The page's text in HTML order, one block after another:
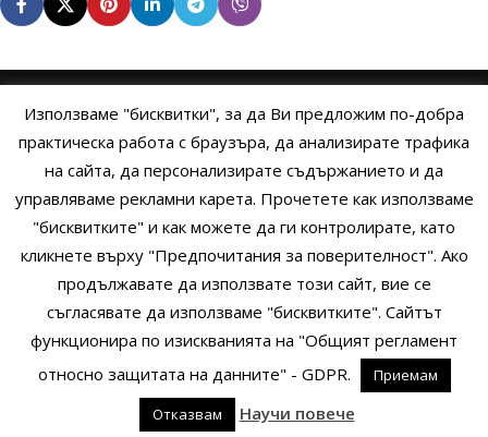
ОБЩИ УСЛОВИЯ УСЛОВИЯ И ПРАВИЛА
ПОЛИТИКА НА БИСКВИТКИТЕПОЛИТИКА ЗА ПОВЕРИТЕЛНОСТ
Copyright © 2014 - 2024 Zigifly.com — Developed by We Work With
You
Използваме "бисквитки", за да Ви предложим по-добра
практическа работа с браузъра, да анализирате трафика
на сайта, да персонализирате съдържанието и да
управляваме рекламни карета. Прочетете как използваме
"бисквитките" и как можете да ги контролирате, като
кликнете върху "Предпочитания за поверителност". Ако
продължавате да използвате този сайт, вие се
съгласявате да използваме "бисквитките". Сайтът
функционира по изискванията на "Общият регламент
относно защитата на данните" - GDPR.
Приемам
Отказвам
Научи повече